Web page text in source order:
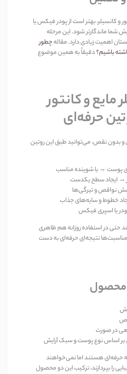
کانسیلر، بهتر است از پودر فیکس یا
شما ماندگارتر شود. این مرحله
اهمیت زیادی دارد. مقالهچطور
باشیم؟دقیقاً به همین موضوع
مایع و کانتور
حرفه‌ای
بدون نقص، می‌توانید طبق این روتین
پوست → با شوینده مناسب
→ ایجاد سطح یکدست
نواقص و تیرگی‌ها
خطوط و سایه‌های جذاب
یا اسپری فیکس
حتی در استفاده روزانه هم ظاهری
مناسبت‌ها نتیجه‌ای حرفه‌ای به دست
محصول
در صورت
اساس نوع پوست و سبک آرایش
حرفه‌ای هستند اما نمی‌خواهند
را بپردازند، ترکیب این دو محصول